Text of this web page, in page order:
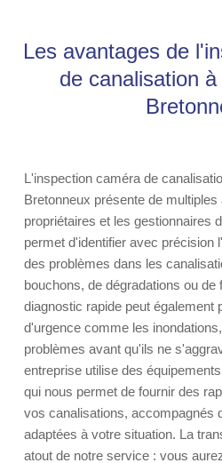
Les avantages de
de canalisation
L'inspection caméra de
Bretonneux présente de
propriétaires et les gestionnaires
permet d'identifier avec précision
des problèmes dans les
bouchons, de dégradations ou
diagnostic rapide peut également
d'urgence comme les
problèmes avant qu'ils ne
entreprise utilise des
qui nous permet de fournir des
vos canalisations, accompagnés
adaptées à votre situation. La
atout de notre service : vous